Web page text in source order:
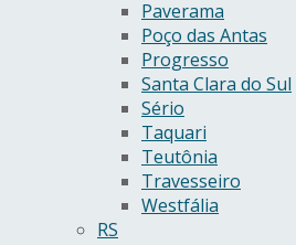
Paverama
Poço das Antas
Progresso
Santa Clara do Sul
Sério
Taquari
Teutônia
Travesseiro
Westfália
RS